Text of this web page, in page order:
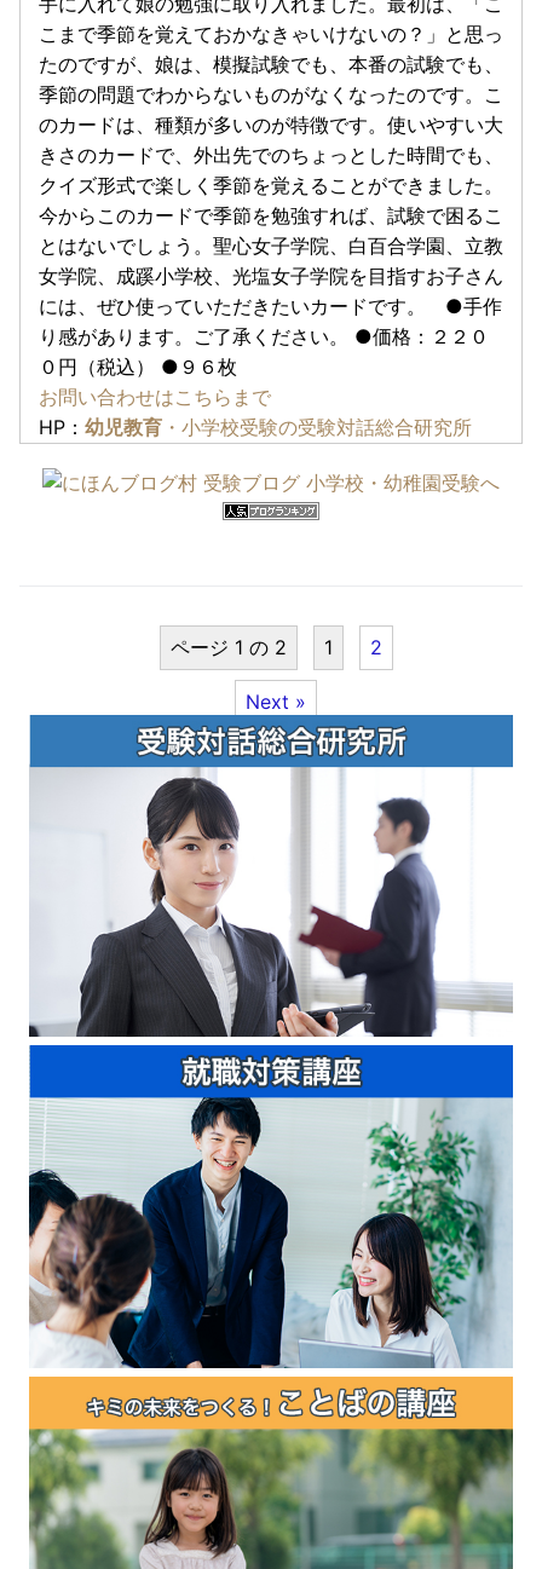
こまで季節を覚えておかなきゃいけないの？」と思っ
たのですが、娘は、模擬試験でも、本番の試験でも、
季節の問題でわからないものがなくなったのです。こ
のカードは、種類が多いのが特徴です。使いやすい大
きさのカードで、外出先でのちょっとした時間でも、
クイズ形式で楽しく季節を覚えることができました。
今からこのカードで季節を勉強すれば、試験で困るこ
とはないでしょう。聖心女子学院、白百合学園、立教
女学院、成蹊小学校、光塩女子学院を目指すお子さん
には、ぜひ使っていただきたいカードです。 ●手作
り感があります。ご了承ください。 ●価格：２２０
０円（税込） ●９６枚
お問い合わせはこちらまで
HP： 幼児教育 ・小学校受験の受験対話総合研究所
ページ 1 の 2 1 2
Next »